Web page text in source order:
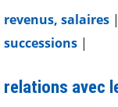
revenus, salaires |
successions |
relations avec